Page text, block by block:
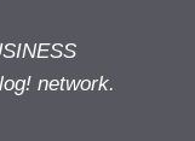
network.